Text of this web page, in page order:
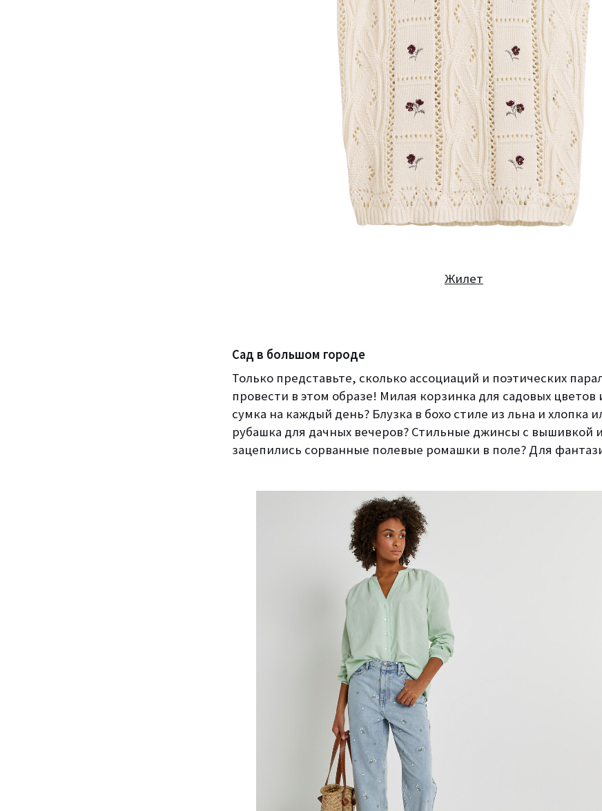
Жилет
Сад в большом городе
Только представьте, сколько ассоциаций и поэтических
провести в этом образе! Милая корзинка для садовых цветов
сумка на каждый день? Блузка в бохо стиле из льна и хлопка
рубашка для дачных вечеров? Стильные джинсы с вышивкой
зацепились сорванные полевые ромашки в поле? Для